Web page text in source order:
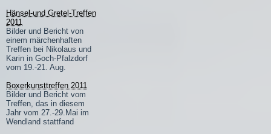
Hänsel-und Gretel-Treffen
2011
Bilder und Bericht von
einem märchenhaften
Treffen bei Nikolaus und
Karin in Goch-Pfalzdorf
vom 19.-21. Aug.
Boxerkunsttreffen 2011
Bilder und Bericht vom
Treffen, das in diesem
Jahr vom 27.-29.Mai im
Wendland stattfand